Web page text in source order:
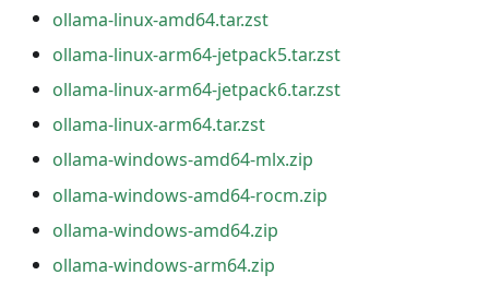
ollama-linux-amd64.tar.zst
ollama-linux-arm64-jetpack5.tar.zst
ollama-linux-arm64-jetpack6.tar.zst
ollama-linux-arm64.tar.zst
ollama-windows-amd64-mlx.zip
ollama-windows-amd64-rocm.zip
ollama-windows-amd64.zip
ollama-windows-arm64.zip